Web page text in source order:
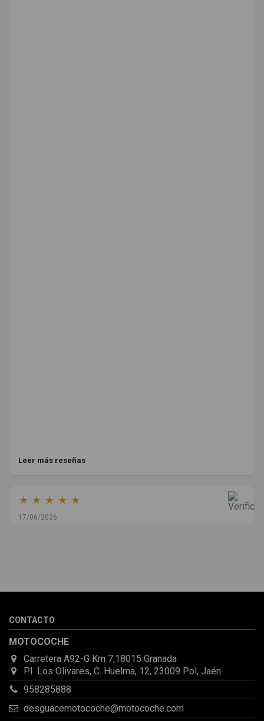
Leer más reseñas
★ ★ ★ ★ ★
17/06/2026
la pieza llegó correcta y bien embalada, además de llegarme 2
CONTACTO
MOTOCOCHE
Carretera A92-G Km 7,18015 Granada
P.I. Los Olivares, C. Huelma, 12, 23009 Pol, Jaén
958285888
desguacemotocoche@motocoche.com